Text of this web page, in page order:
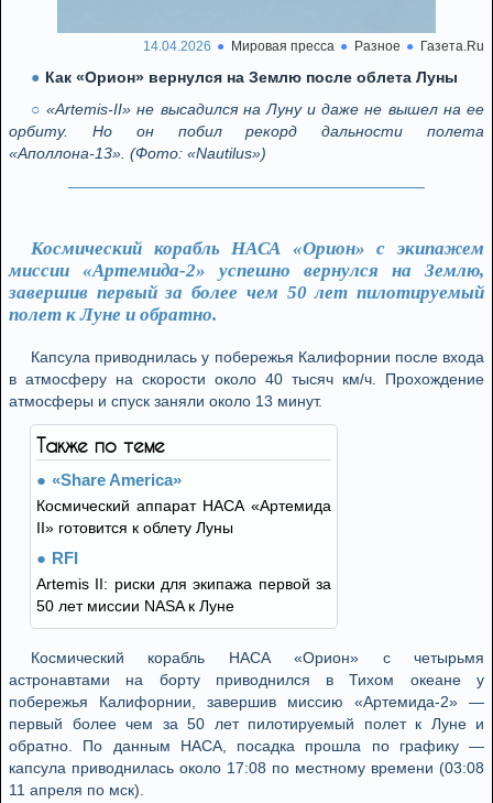
14.04.2026 Мировая пресса Разное Газета.Ru
Как «Орион» вернулся на Землю после облета Луны
«Artemis-II» не высадился на Луну и даже не вышел на ее
орбиту. Но он побил рекорд дальности полета
«Аполлона-13». (Фото: «Nautilus»)
Космический корабль НАСА «Орион» с экипажем
миссии «Артемида-2» успешно вернулся на Землю,
завершив первый за более чем 50 лет пилотируемый
полет к Луне и обратно.
Капсула приводнилась у побережья Калифорнии после входа
в атмосферу на скорости около 40 тысяч км/ч. Прохождение
атмосферы и спуск заняли около 13 минут.
Также по теме
«Share America»
Космический аппарат НАСА «Артемида
II» готовится к облету Луны
RFI
Artemis II: риски для экипажа первой за
50 лет миссии NASA к Луне
Космический корабль НАСА «Орион» с четырьмя
астронавтами на борту приводнился в Тихом океане у
побережья Калифорнии, завершив миссию «Артемида-2» —
первый более чем за 50 лет пилотируемый полет к Луне и
обратно. По данным НАСА, посадка прошла по графику —
капсула приводнилась около 17:08 по местному времени (03:08
11 апреля по мск).